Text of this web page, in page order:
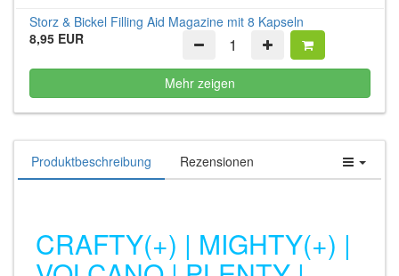
Storz & Bickel Filling Aid Magazine mit 8 Kapseln
8,95 EUR
Mehr zeigen
Produktbeschreibung Rezensionen
CRAFTY(+) | MIGHTY(+) |